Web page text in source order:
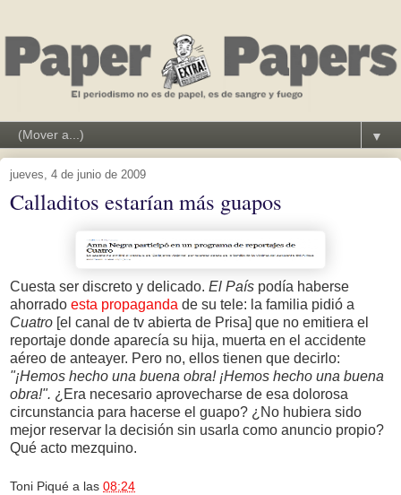
▼
jueves, 4 de junio de 2009
Calladitos estarían más guapos
Cuesta ser discreto y delicado. El País podía haberse
ahorrado esta propaganda de su tele: la familia pidió a
Cuatro [el canal de tv abierta de Prisa] que no emitiera el
reportaje donde aparecía su hija, muerta en el accidente
aéreo de anteayer. Pero no, ellos tienen que decirlo:
"¡Hemos hecho una buena obra! ¡Hemos hecho una buena
obra!". ¿Era necesario aprovecharse de esa dolorosa
circunstancia para hacerse el guapo? ¿No hubiera sido
mejor reservar la decisión sin usarla como anuncio propio?
Qué acto mezquino.
Toni Piqué a las 08:24